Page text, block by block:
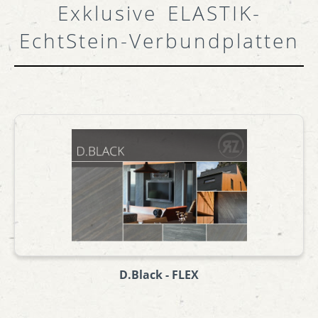
Exklusive ELASTIK-
EchtStein-Verbundplatten
D.Black - FLEX